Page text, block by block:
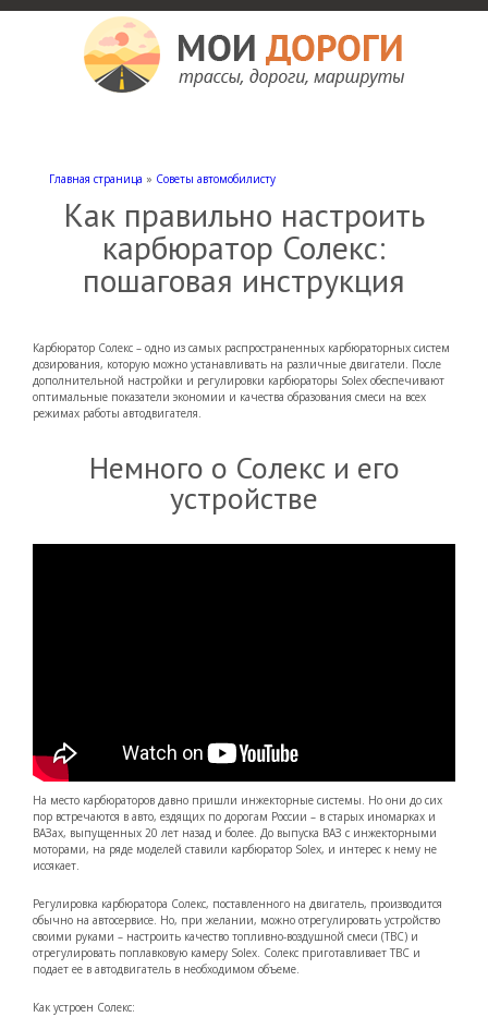
Главная страница » Советы автомобилисту
Как правильно настроить
карбюратор Солекс:
пошаговая инструкция
Карбюратор Солекс – одно из самых распространенных карбюраторных систем
дозирования, которую можно устанавливать на различные двигатели. После
дополнительной настройки и регулировки карбюраторы Solex обеспечивают
оптимальные показатели экономии и качества образования смеси на всех
режимах работы автодвигателя.
Немного о Солекс и его
устройстве
На место карбюраторов давно пришли инжекторные системы. Но они до сих
пор встречаются в авто, ездящих по дорогам России – в старых иномарках и
ВАЗах, выпущенных 20 лет назад и более. До выпуска ВАЗ с инжекторными
моторами, на ряде моделей ставили карбюратор Solex, и интерес к нему не
иссякает.
Регулировка карбюратора Солекс, поставленного на двигатель, производится
обычно на автосервисе. Но, при желании, можно отрегулировать устройство
своими руками – настроить качество топливно-воздушной смеси (ТВС) и
отрегулировать поплавковую камеру Solex. Солекс приготавливает ТВС и
подает ее в автодвигатель в необходимом объеме.
Как устроен Солекс: